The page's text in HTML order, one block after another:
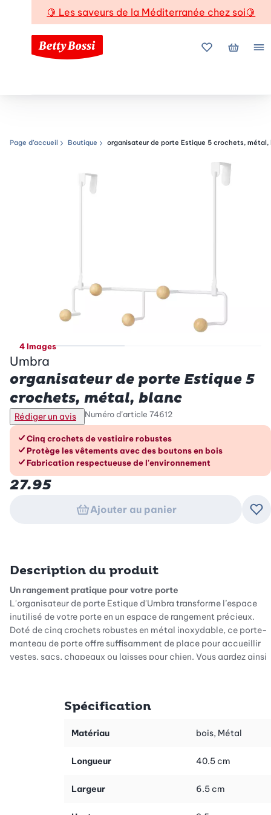
🍋 Les saveurs de la Méditerranée chez soi🍋
Mes favoris
Mon
Chemin de navigation
Page d’accueil Boutique organisateur de porte Estique 5 crochets, métal,
4 Images
Umbra
organisateur de porte Estique 5
crochets, métal, blanc
Rédiger un avis Numéro d’article 74612
Les avantages en un coup d’œil
Cinq crochets de vestiaire robustes
Protège les vêtements avec des boutons en bois
Fabrication respectueuse de l'environnement
27.95
Ajouter au panier
Description du produit
Un rangement pratique pour votre porte
L'organisateur de porte Estique d'Umbra transforme l’espace
inutilisé de votre porte en un espace de rangement précieux.
Doté de cinq crochets robustes en métal inoxydable, ce porte-
manteau de porte offre suffisamment de place pour accueillir
vestes, sacs, chapeaux ou laisses pour chien. Vous gardez ainsi
Ce modèle séduit par son esthétique épurée et contemporaine,
s’intègre aisément à différents styles d’intérieur sans s’imposer
préservent vos vêtements et accessoires délicats des accrocs
Spécification
Matériau bois, Métal
Longueur 40.5 cm
Largeur 6.5 cm